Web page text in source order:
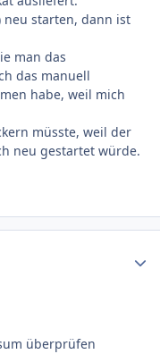
neu starten, dann ist
man das
das manuell
habe, weil mich
müsste, weil der
neu gestartet würde.
überprüfen